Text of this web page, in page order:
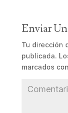
Enviar
Tu dirección
publicada.
marcados con